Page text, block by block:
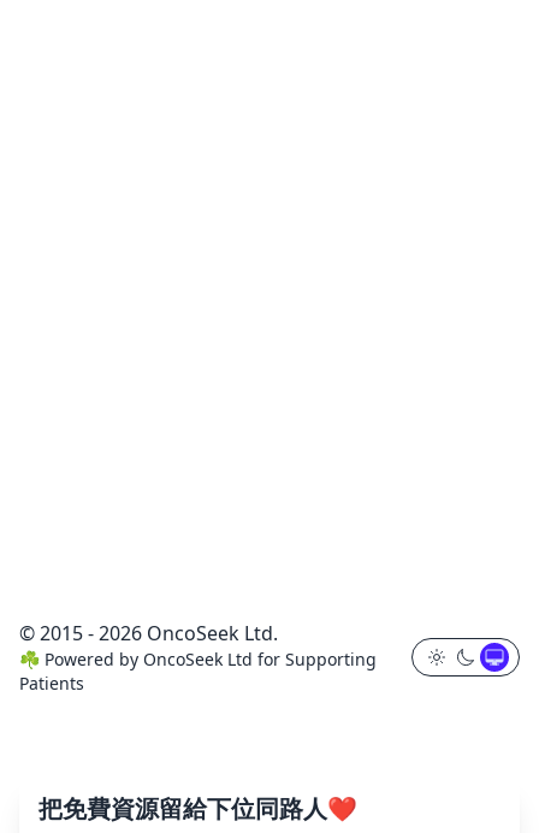
© 2015 - 2026 OncoSeek Ltd.
☘️ Powered by OncoSeek Ltd for Supporting
Patients
把免費資源留給下位同路人❤️